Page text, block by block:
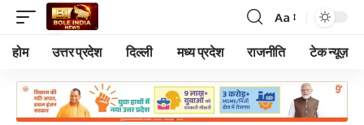
Font
Resizer
Aa
होम उत्तर प्रदेश दिल्ली मध्य प्रदेश राजनीति टेक न्यूज़